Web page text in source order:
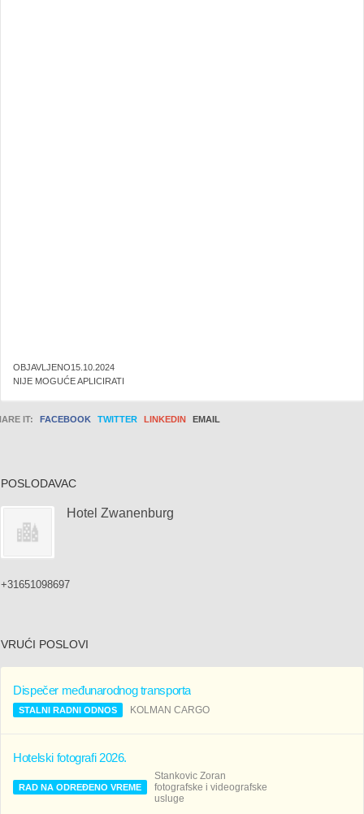
OBJAVLJENO15.10.2024
NIJE MOGUĆE APLICIRATI
IT: FACEBOOK TWITTER LINKEDIN EMAIL
POSLODAVAC
Hotel Zwanenburg
+31651098697
VRUĆI POSLOVI
Dispečer međunarodnog transporta
STALNI RADNI ODNOS KOLMAN CARGO
Hotelski fotografi 2026.
RAD NA ODREĐENO VREME
Stankovic Zoran
fotografske i videografske
usluge